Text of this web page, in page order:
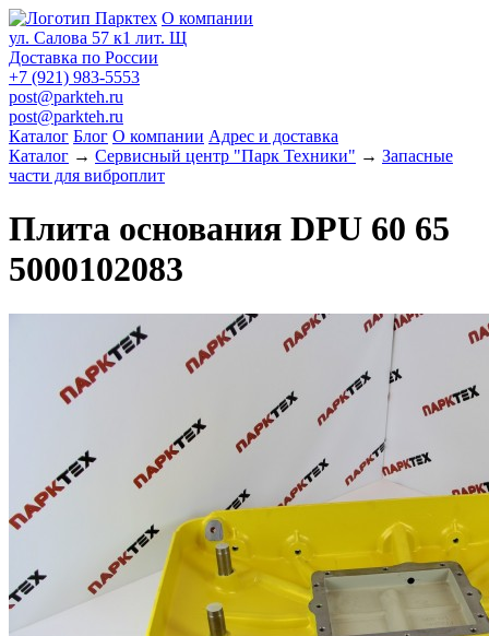
О компании
ул. Салова 57 к1 лит. Щ
Доставка по России
+7 (921) 983-5553
post@parkteh.ru
post@parkteh.ru
Каталог Блог О компании Адрес и доставка
Каталог → Сервисный центр "Парк Техники" → Запасные
части для виброплит
Плита основания DPU 60 65
5000102083